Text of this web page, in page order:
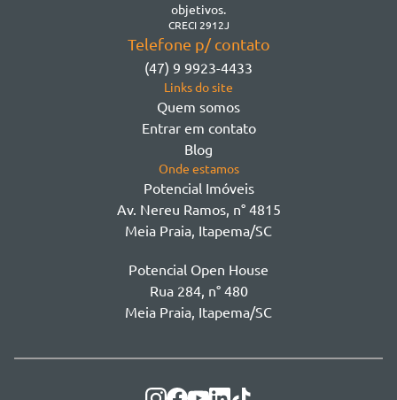
Morretes - Zona 3
Sertão do Trombudo
Taboleiro dos Oliveiras
Tabuleiro Das Oliveiras
objetivos.
CRECI 2912J
Telefone p/ contato
(47) 9 9923-4433
Links do site
Quem somos
Entrar em contato
Blog
Onde estamos
Potencial Imóveis
Av. Nereu Ramos, n° 4815
Meia Praia, Itapema/SC
Potencial Open House
Rua 284, n° 480
Meia Praia, Itapema/SC